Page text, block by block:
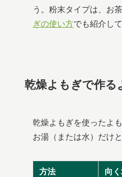
う。粉末タイプは、お
ぎの使い方でも紹介し
乾燥よもぎで作る
乾燥よもぎを使ったよ
お湯（または水）だけ
方法 向